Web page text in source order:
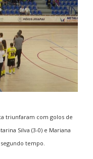
triunfaram com golos de
Silva (3-0) e Mariana
tempo.